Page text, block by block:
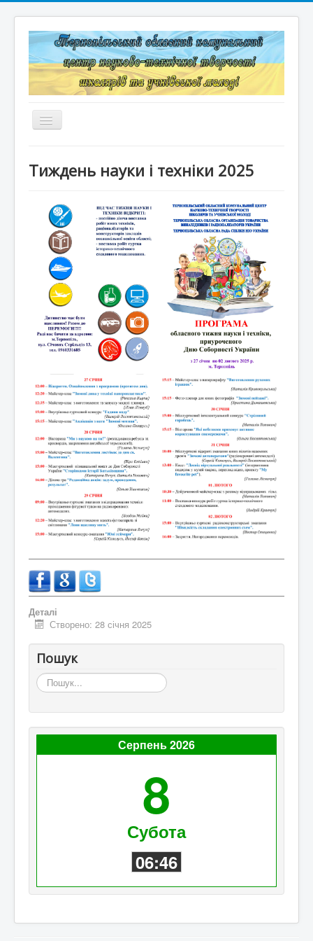
Перемикач
навігації
Структура
Документація
Конкурси та змагання
Корисні лінки
Дистанційне навчання
Контакти
Тиждень науки і техніки 2025
Деталі
Створено: 28 січня 2025
Пошук
Пошук...
Серпень 2026
8
Субота
06:46